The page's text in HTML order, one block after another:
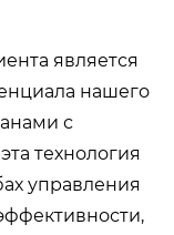
является
нашего
с
технология
управления